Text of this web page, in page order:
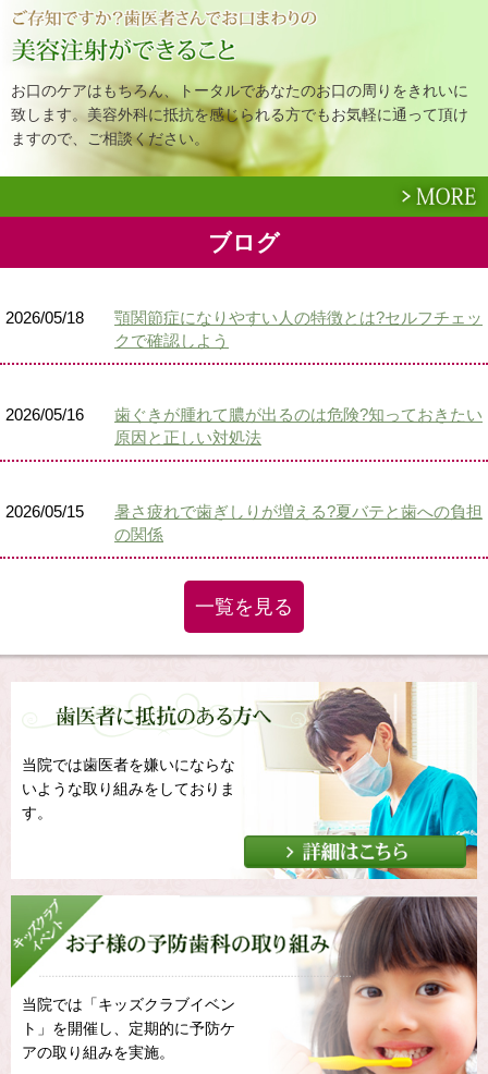
お口のケアはもちろん、トータルであなたのお口の周りをきれいに
致します。美容外科に抵抗を感じられる方でもお気軽に通って頂け
ますので、ご相談ください。
ブログ
2026/05/18
顎関節症になりやすい人の特徴とは?セルフチェッ
クで確認しよう
2026/05/16
歯ぐきが腫れて膿が出るのは危険?知っておきたい
原因と正しい対処法
2026/05/15
暑さ疲れで歯ぎしりが増える?夏バテと歯への負担
の関係
一覧を見る
当院では歯医者を嫌いにならな
いような取り組みをしておりま
す。
当院では「キッズクラブイベン
ト」を開催し、定期的に予防ケ
アの取り組みを実施。